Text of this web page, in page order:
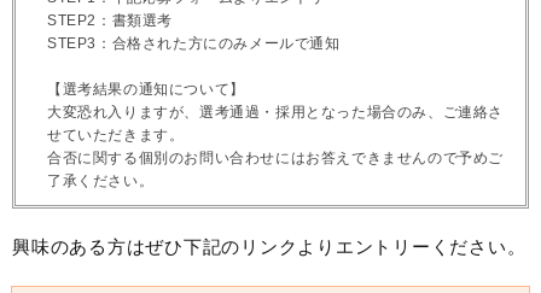
STEP2：書類選考
STEP3：合格された方にのみメールで通知
【選考結果の通知について】
大変恐れ入りますが、選考通過・採用となった場合のみ、ご連絡さ
せていただきます。
合否に関する個別のお問い合わせにはお答えできませんので予めご
了承ください。
興味のある方はぜひ下記のリンクよりエントリーください。